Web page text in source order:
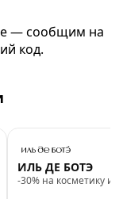
— сообщим на
код.
ИЛЬ ДЕ БОТЭ
-30% на косметику и